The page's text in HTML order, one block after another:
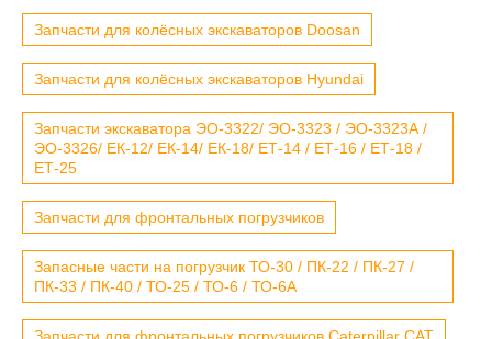
Запчасти для колёсных экскаваторов Doosan
Запчасти для колёсных экскаваторов Hyundai
Запчасти экскаватора ЭО-3322/ ЭО-3323 / ЭО-3323А /
ЭО-3326/ ЕК-12/ ЕК-14/ ЕК-18/ ЕТ-14 / ЕТ-16 / ЕТ-18 /
ЕТ-25
Запчасти для фронтальных погрузчиков
Запасные части на погрузчик ТО-30 / ПК-22 / ПК-27 /
ПК-33 / ПК-40 / ТО-25 / ТО-6 / ТО-6А
Запчасти для фронтальных погрузчиков Caterpillar CAT